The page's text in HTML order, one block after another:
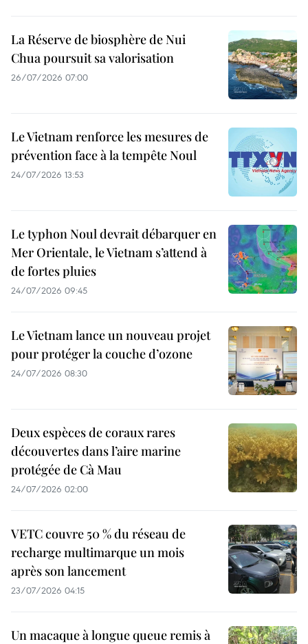
La Réserve de biosphère de Nui
Chua poursuit sa valorisation
26/07/2026 07:00
Le Vietnam renforce les mesures de
prévention face à la tempête Noul
24/07/2026 13:53
Le typhon Noul devrait débarquer en
Mer Orientale, le Vietnam s’attend à
de fortes pluies
24/07/2026 09:45
Le Vietnam lance un nouveau projet
pour protéger la couche d’ozone
24/07/2026 08:30
Deux espèces de coraux rares
découvertes dans l’aire marine
protégée de Cà Mau
24/07/2026 02:00
VETC couvre 50 % du réseau de
recharge multimarque un mois
après son lancement
23/07/2026 04:15
Un macaque à longue queue remis à